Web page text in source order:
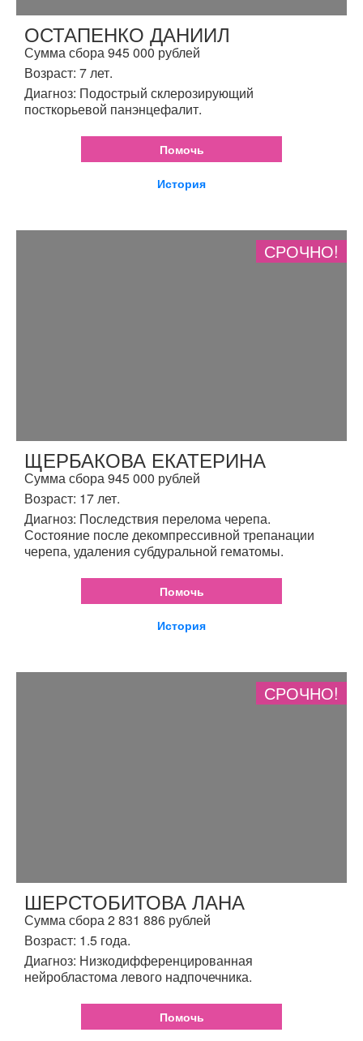
ОСТАПЕНКО ДАНИИЛ
Сумма сбора 945 000 рублей
Возраст: 7 лет.
Диагноз: Подострый склерозирующий
посткорьевой панэнцефалит.
Помочь
История
СРОЧНО!
ЩЕРБАКОВА ЕКАТЕРИНА
Сумма сбора 945 000 рублей
Возраст: 17 лет.
Диагноз: Последствия перелома черепа.
Состояние после декомпрессивной трепанации
черепа, удаления субдуральной гематомы.
Помочь
История
СРОЧНО!
ШЕРСТОБИТОВА ЛАНА
Сумма сбора 2 831 886 рублей
Возраст: 1.5 года.
Диагноз: Низкодифференцированная
нейробластома левого надпочечника.
Помочь